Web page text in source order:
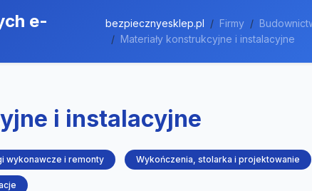
e-
bezpiecznyesklep.pl Firmy
Materiały konstrukcyjne i instalacyjne
i instalacyjne
wykonawcze i remonty Wykończenia, stolarka i projektowanie